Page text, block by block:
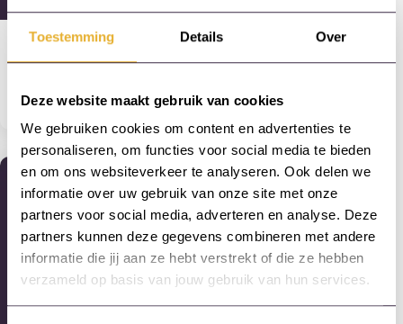
Toestemming Details Over
Deze website maakt gebruik van cookies
We gebruiken cookies om content en advertenties te
personaliseren, om functies voor social media te bieden
en om ons websiteverkeer te analyseren. Ook delen we
informatie over uw gebruik van onze site met onze
partners voor social media, adverteren en analyse. Deze
partners kunnen deze gegevens combineren met andere
informatie die jij aan ze hebt verstrekt of die ze hebben
verzameld op basis van jouw gebruik van hun services.
Lees artikel